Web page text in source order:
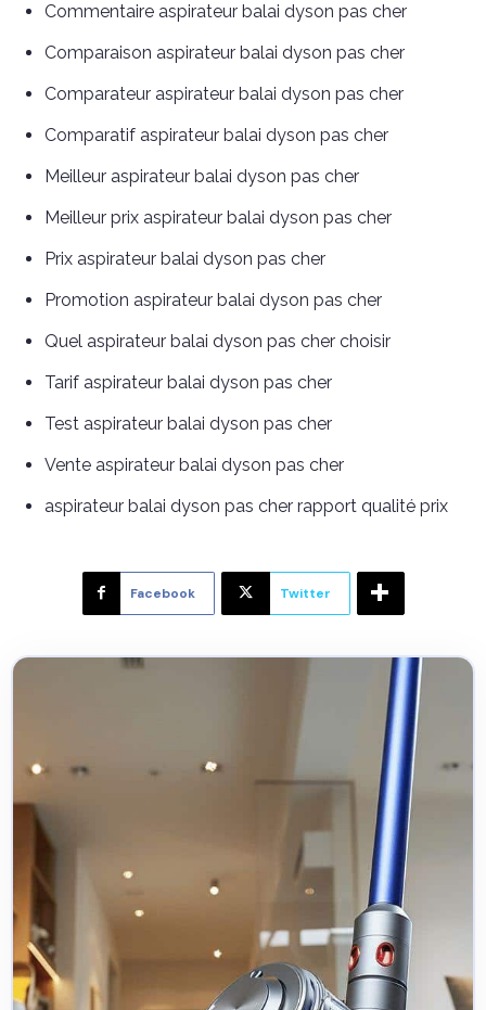
Commentaire aspirateur balai dyson pas cher
Comparaison aspirateur balai dyson pas cher
Comparateur aspirateur balai dyson pas cher
Comparatif aspirateur balai dyson pas cher
Meilleur aspirateur balai dyson pas cher
Meilleur prix aspirateur balai dyson pas cher
Prix aspirateur balai dyson pas cher
Promotion aspirateur balai dyson pas cher
Quel aspirateur balai dyson pas cher choisir
Tarif aspirateur balai dyson pas cher
Test aspirateur balai dyson pas cher
Vente aspirateur balai dyson pas cher
aspirateur balai dyson pas cher rapport qualité prix
Facebook Twitter